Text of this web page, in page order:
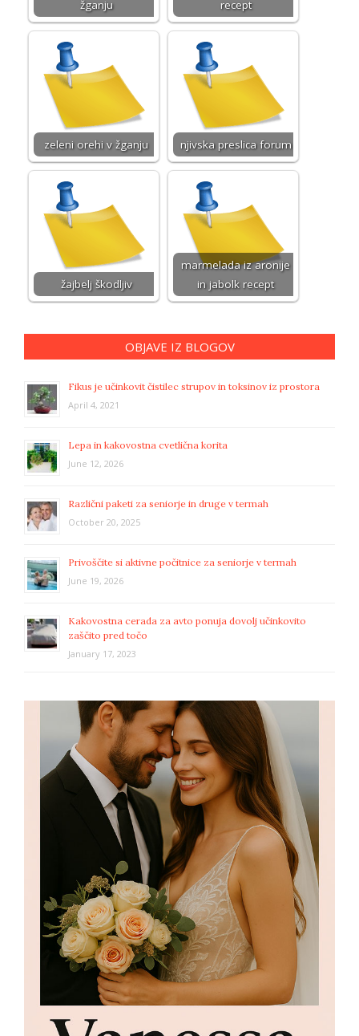
žganju
recept
zeleni orehi v žganju njivska preslica forum
žajbelj škodljiv
marmelada iz aronije
in jabolk recept
OBJAVE IZ BLOGOV
Fikus je učinkovit čistilec strupov in toksinov iz prostora
April 4, 2021
Lepa in kakovostna cvetlična korita
June 12, 2026
Različni paketi za seniorje in druge v termah
October 20, 2025
Privoščite si aktivne počitnice za seniorje v termah
June 19, 2026
Kakovostna cerada za avto ponuja dovolj učinkovito
zaščito pred točo
January 17, 2023